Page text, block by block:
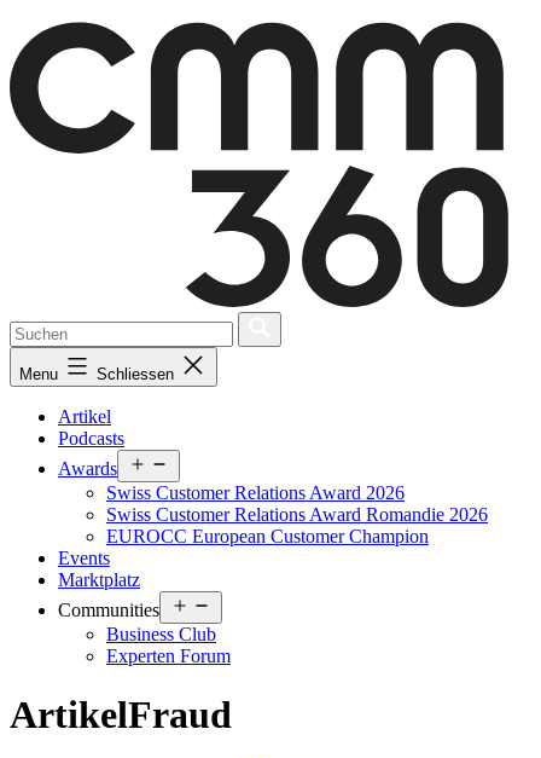
content
Menu Schliessen
Artikel
Podcasts
Awards
menu
Swiss Customer Relations Award 2026
Swiss Customer Relations Award Romandie 2026
EUROCC European Customer Champion
Events
Marktplatz
Communities
menu
Business Club
Experten Forum
ArtikelFraud